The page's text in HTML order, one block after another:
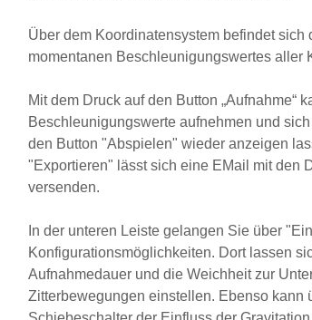
Über dem Koordinatensystem befindet sich
momentanen Beschleunigungswertes aller
Mit dem Druck auf den Button „Aufnahme“
Beschleunigungswerte aufnehmen und
den Button "Abspielen" wieder anzeigen
"Exportieren" lässt sich eine EMail mit den
versenden.
In der unteren Leiste gelangen Sie über
Konfigurationsmöglichkeiten. Dort lassen
Aufnahmedauer und die Weichheit zur
Zitterbewegungen einstellen. Ebenso kann